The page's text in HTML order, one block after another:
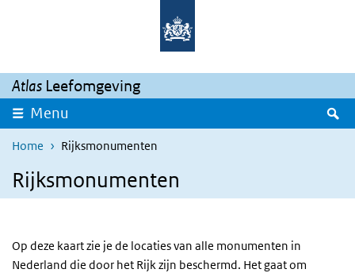
Overslaan en naar de inhoud gaan
Atlas Leefomgeving
Menu
Home Rijksmonumenten
Rijksmonumenten
Op deze kaart zie je de locaties van alle monumenten in
Nederland die door het Rijk zijn beschermd. Het gaat om